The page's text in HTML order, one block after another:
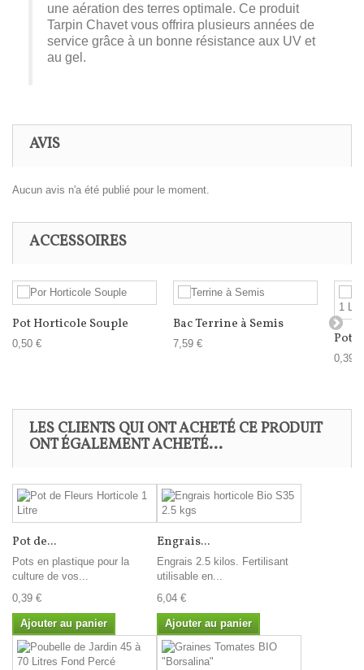
une aération des terres optimale. Ce produit
Tarpin Chavet vous offrira plusieurs années de
service grâce à un bonne résistance aux UV et
au gel.
AVIS
Aucun avis n'a été publié pour le moment.
ACCESSOIRES
Pot Horticole Souple
0,50 €
Bac Terrine à Semis
7,59 € Pot
0,39 €
LES CLIENTS QUI ONT ACHETÉ CE PRODUIT
ONT ÉGALEMENT ACHETÉ...
Pot de...
Pots en plastique pour la
culture de vos...
0,39 €
Ajouter au panier
Engrais...
Engrais 2.5 kilos. Fertilisant
utilisable en...
6,04 €
Ajouter au panier